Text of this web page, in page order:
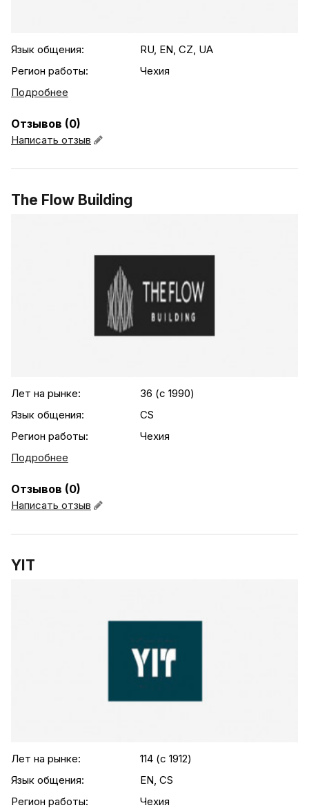
.agency-list-details
Язык общения:
RU, EN, CZ, UA
Регион работы:
Чехия
Подробнее
Отзывов (0)
Написать отзыв
The Flow Building
.agency-list-details
Лет на рынке:
36 (c 1990)
Язык общения:
CS
Регион работы:
Чехия
Подробнее
Отзывов (0)
Написать отзыв
YIT
.agency-list-details
Лет на рынке:
114 (c 1912)
Язык общения:
EN, CS
Регион работы:
Чехия